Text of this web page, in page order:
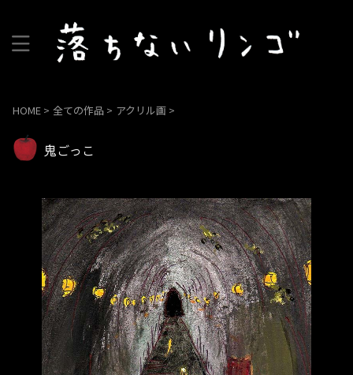
HOME > 全ての作品 > アクリル画 >
鬼ごっこ